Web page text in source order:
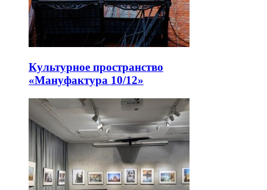
Культурное пространство
«Мануфактура 10/12»